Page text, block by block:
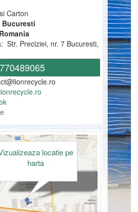
Carton
Bucuresti
Romania
Str. Preciziei, nr. 7 Bucuresti,
locatie pe
harta